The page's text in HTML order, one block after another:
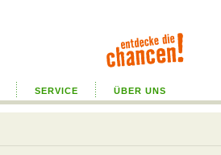
SERVICE ÜBER UNS